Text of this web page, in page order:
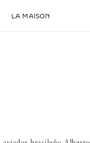
LA MAISON